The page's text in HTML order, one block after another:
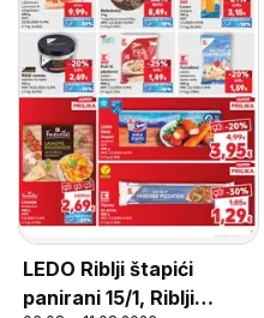
LEDO Riblji štapići
panirani 15/1, Riblji